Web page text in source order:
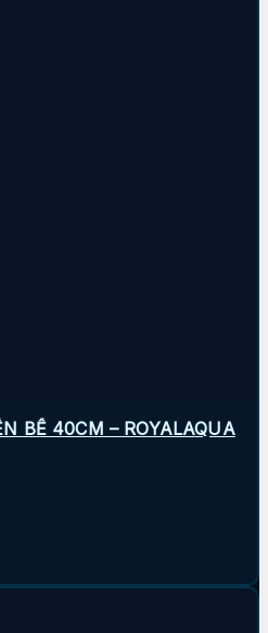
BỂ 40CM – ROYALAQUA